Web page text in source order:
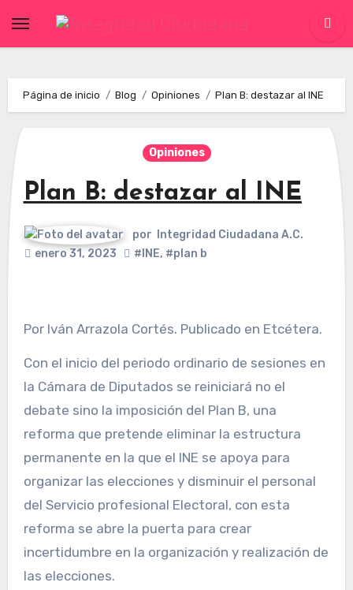
Página de inicio Blog Opiniones Plan B: destazar al INE
Opiniones
Plan B: destazar al INE
por
Integridad Ciudadana A.C.
enero 31, 2023
#INE, #plan b
Por Iván Arrazola Cortés. Publicado en Etcétera.
Con el inicio del periodo ordinario de sesiones en
la Cámara de Diputados se reiniciará no el
debate sino la imposición del Plan B, una
reforma que pretende eliminar la estructura
permanente en la que el INE se apoya para
organizar las elecciones y disminuir el personal
del Servicio profesional Electoral, con esta
reforma se abre la puerta para crear
incertidumbre en la organización y realización de
las elecciones.